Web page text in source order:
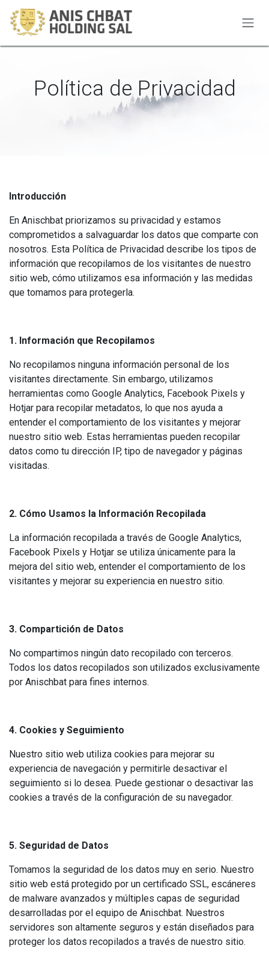
Ir al contenido
Política de Privacidad
Introducción
En Anischbat priorizamos su privacidad y estamos
comprometidos a salvaguardar los datos que comparte con
nosotros. Esta Política de Privacidad describe los tipos de
información que recopilamos de los visitantes de nuestro
sitio web, cómo utilizamos esa información y las medidas
que tomamos para protegerla.
1. Información que Recopilamos
No recopilamos ninguna información personal de los
visitantes directamente. Sin embargo, utilizamos
herramientas como Google Analytics, Facebook Pixels y
Hotjar para recopilar metadatos, lo que nos ayuda a
entender el comportamiento de los visitantes y mejorar
nuestro sitio web. Estas herramientas pueden recopilar
datos como tu dirección IP, tipo de navegador y páginas
visitadas.
2. Cómo Usamos la Información Recopilada
La información recopilada a través de Google Analytics,
Facebook Pixels y Hotjar se utiliza únicamente para la
mejora del sitio web, entender el comportamiento de los
visitantes y mejorar su experiencia en nuestro sitio.
3. Compartición de Datos
No compartimos ningún dato recopilado con terceros.
Todos los datos recopilados son utilizados exclusivamente
por Anischbat para fines internos.
4. Cookies y Seguimiento
Nuestro sitio web utiliza cookies para mejorar su
experiencia de navegación y permitirle desactivar el
seguimiento si lo desea. Puede gestionar o desactivar las
cookies a través de la configuración de su navegador.
5. Seguridad de Datos
Tomamos la seguridad de los datos muy en serio. Nuestro
sitio web está protegido por un certificado SSL, escáneres
de malware avanzados y múltiples capas de seguridad
desarrolladas por el equipo de Anischbat. Nuestros
servidores son altamente seguros y están diseñados para
proteger los datos recopilados a través de nuestro sitio.